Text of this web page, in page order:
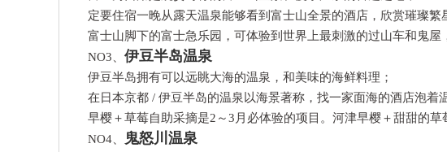
定要住宿一晚从露天温泉能够看到富士山全景的酒店，欣赏璀璨繁
富士山脚下的富士急乐园，可体验到世界上最刺激的过山车和鬼屋
NO3、 伊豆半岛温泉
伊豆半岛拥有可以远眺大海的温泉，和美味的海鲜料理；
在日本京都 / 伊豆半岛的温泉以海景著称，找一家面海的酒店泡着
早樱＋草莓自助采摘是2～3月必体验的项目。河津早樱＋甜甜的草
NO4、
鬼怒川温泉